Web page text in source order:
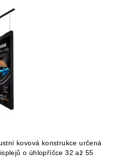
kovová konstrukce určená
o úhlopříčce 32 až 55